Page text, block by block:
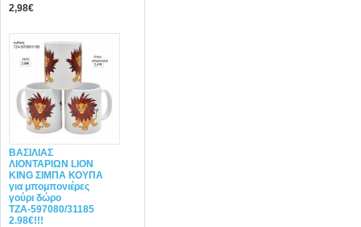
2,98€
ΒΑΣΙΛΙΑΣ
ΛΙΟΝΤΑΡΙΩΝ LION
KING ΣΙΜΠΑ ΚΟΥΠΑ
για μπομπονιέρες
γούρι δώρο
ΤΖΑ-597080/31185
2.98€!!!